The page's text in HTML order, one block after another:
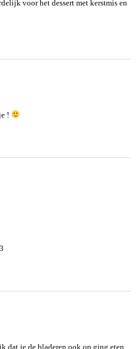
voor het dessert met kerstmis en
!
dat je de bladeren ook op ging eten,